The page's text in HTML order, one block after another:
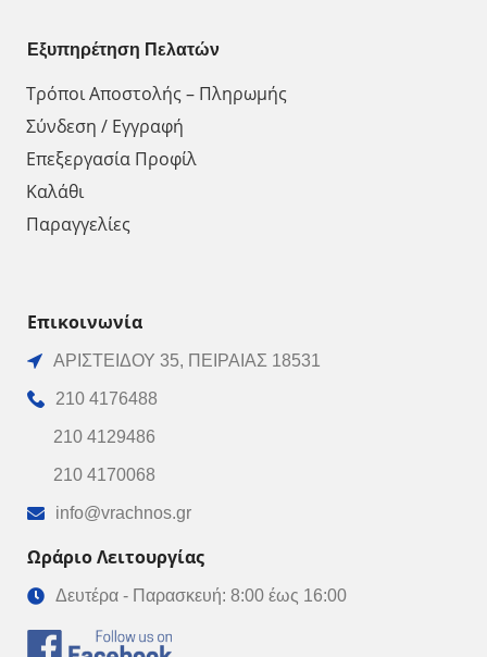
Εξυπηρέτηση Πελατών
Τρόποι Αποστολής – Πληρωμής
Σύνδεση / Εγγραφή
Επεξεργασία Προφίλ
Καλάθι
Παραγγελίες
Επικοινωνία
ΑΡΙΣΤΕΙΔΟΥ 35, ΠΕΙΡΑΙΑΣ 18531
210 4176488
210 4129486
210 4170068
info@vrachnos.gr
Ωράριο Λειτουργίας
Δευτέρα - Παρασκευή: 8:00 έως 16:00